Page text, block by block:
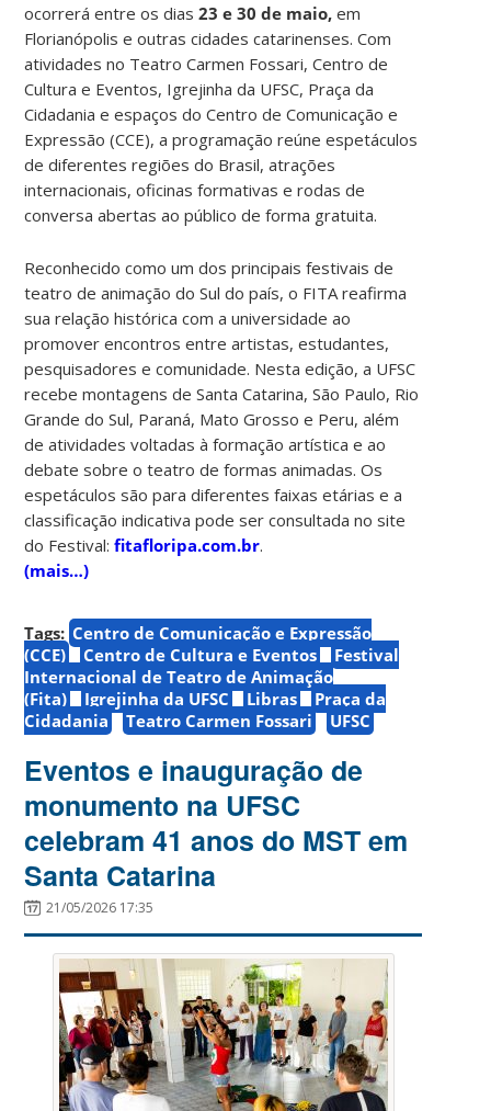
ocorrerá entre os dias23 e 30 de maio, em
Florianópolis e outras cidades catarinenses. Com
atividades no Teatro Carmen Fossari, Centro de
Cultura e Eventos, Igrejinha da UFSC, Praça da
Cidadania e espaços do Centro de Comunicação e
Expressão (CCE), a programação reúne espetáculos
de diferentes regiões do Brasil, atrações
internacionais, oficinas formativas e rodas de
conversa abertas ao público de forma gratuita.
Reconhecido como um dos principais festivais de
teatro de animação do Sul do país, o FITA reafirma
sua relação histórica com a universidade ao
promover encontros entre artistas, estudantes,
pesquisadores e comunidade. Nesta edição, a UFSC
recebe montagens de Santa Catarina, São Paulo, Rio
Grande do Sul, Paraná, Mato Grosso e Peru, além
de atividades voltadas à formação artística e ao
debate sobre o teatro de formas animadas. Os
espetáculos são para diferentes faixas etárias e a
classificação indicativa pode ser consultada no site
do Festival:fitafloripa.com.br.
(mais…)
Tags: Centro de Comunicação e Expressão
(CCE)
Centro de Cultura e Eventos
Festival
Internacional de Teatro de Animação
(Fita)
Igrejinha da UFSC Libras
Praça da
Cidadania
Teatro Carmen Fossari UFSC
Eventos e inauguração de
monumento na UFSC
celebram 41 anos do MST em
Santa Catarina
21/05/2026 17:35